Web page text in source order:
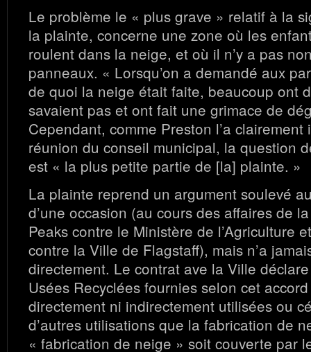
Le problème le « plus grave » relatif à la
la plainte, concerne une zone où les
roulent dans la neige, et où il n’y a pas
panneaux. « Lorsqu’on a demandé aux
de quoi la neige était faite, beaucoup ont
savaient pas et ont fait une grimace de
Cependant, comme Preston l’a
réunion du conseil municipal, la question
est « la plus petite partie de [la] plainte. »
La plainte reprend un argument soulevé
d’une occasion (au cours des affaires de
Peaks contre le Ministère de l’Agriculture
contre la Ville de Flagstaff), mais n’a
directement. Le contrat ave la Ville
Usées Recyclées fournies selon cet
directement ni indirectement utilisées ou
d’autres utilisations que la fabrication de
« fabrication de neige » soit couverte par